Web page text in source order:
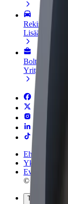
Rekisteröidy
Lisää
Bolt for
Yrityksellesi
Ehdot
Yksityisyys
Evästeet
© 2026 Bolt
Tuotteet